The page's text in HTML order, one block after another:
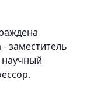
заместитель